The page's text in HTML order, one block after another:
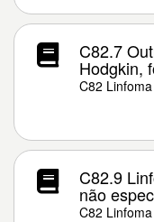
C82.7
Hodgkin,
C82
C82.9
não
C82